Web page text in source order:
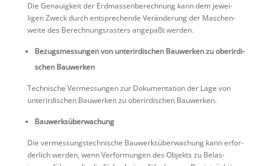
Die Genau­ig­keit der Erdmas­sen­be­rech­nung kann dem jewei­
ligen Zweck durch entspre­chende Verän­de­rung der Maschen­
weite des Berech­nungs­ras­ters angepaßt werden.
Bezugs­mes­sungen von unter­ir­di­schen Bauwerken zu oberir­di­
schen Bauwerken
Techni­sche Vermes­sungen zur Dokumen­ta­tion der Lage von
unter­ir­di­schen Bauwerken zu oberir­di­schen Bauwerken.
Bauwerksüberwachung
Die vermes­sungs­tech­ni­sche Bauwerks­über­wa­chung kann erfor­
der­lich werden, wenn Verfor­mungen des Objekts zu Belas­